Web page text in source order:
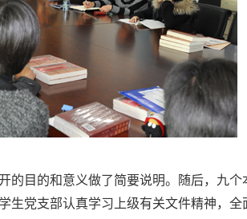
的目的和意义做了简要说明。随后，九
生党支部认真学习上级有关文件精神，